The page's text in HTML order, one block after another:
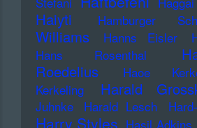
Haiyti Hamburger
Williams
Hanns Eisler
Hans Rosenthal
Roedelius
Haoe
Kerkeling
Harald
Juhnke
Harald Lesch
Harry Styles Hasil Adkins